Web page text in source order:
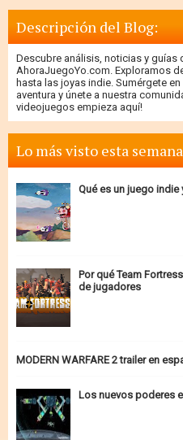
Descripción del Blog:
Descubre análisis, noticias y guías
AhoraJuegoYo.com. Exploramos
hasta las joyas indie. Sumérgete
aventura y únete a nuestra
videojuegos empieza aquí!
Lo más visto esta semana
Qué es un juego
Por qué Team
de jugadores
MODERN WARFARE 2 trailer en
Los nuevos poderes